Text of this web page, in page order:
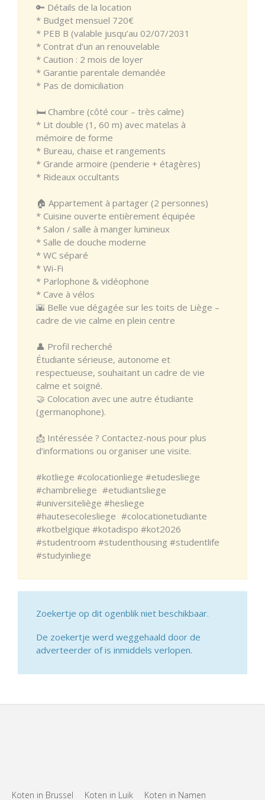
🔑 Détails de la location
* Budget mensuel 720€
* PEB B (valable jusqu’au 02/07/2031
* Contrat d’un an renouvelable
* Caution : 2 mois de loyer
* Garantie parentale demandée
* Pas de domiciliation
🛏️ Chambre (côté cour – très calme)
* Lit double (1, 60 m) avec matelas à
mémoire de forme
* Bureau, chaise et rangements
* Grande armoire (penderie + étagères)
* Rideaux occultants
🏠 Appartement à partager (2 personnes)
* Cuisine ouverte entièrement équipée
* Salon / salle à manger lumineux
* Salle de douche moderne
* WC séparé
* Wi-Fi
* Parlophone & vidéophone
* Cave à vélos
🌇 Belle vue dégagée sur les toits de Liège –
cadre de vie calme en plein centre
👤 Profil recherché
Étudiante sérieuse, autonome et
respectueuse, souhaitant un cadre de vie
calme et soigné.
🤝 Colocation avec une autre étudiante
(germanophone).
📩 Intéressée ? Contactez-nous pour plus
d’informations ou organiser une visite.
#kotliege #colocationliege #etudesliege
#chambreliege #etudiantsliege
#universiteliège #hesliege
#hautesecolesliege #colocationetudiante
#kotbelgique #kotadispo #kot2026
#studentroom #studenthousing #studentlife
#studyinliege
Zoekertje op dit ogenblik niet beschikbaar.
De zoekertje werd weggehaald door de
adverteerder of is inmiddels verlopen.
Koten in Brussel Koten in Luik Koten in Namen